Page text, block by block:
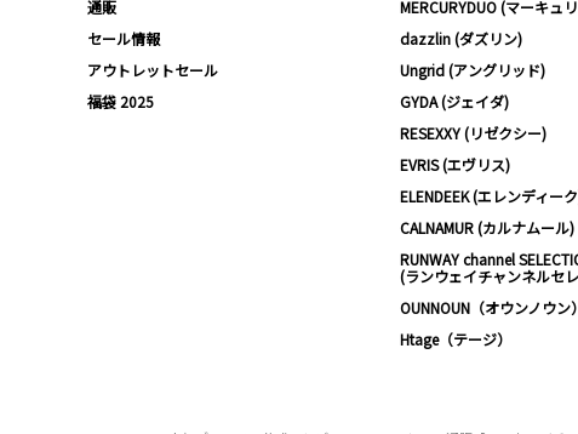
通販
セール情報
アウトレットセール
福袋 2025
MERCURYDUO (マーキュ
dazzlin (ダズリン)
Ungrid (アングリッド)
GYDA (ジェイダ)
RESEXXY (リゼクシー)
EVRIS (エヴリス)
ELENDEEK (エレンディー
CALNAMUR (カルナムール)
RUNWAY channel
(ランウェイチャンネルセ
OUNNOUN（オウンノウン）
Htage（テージ）